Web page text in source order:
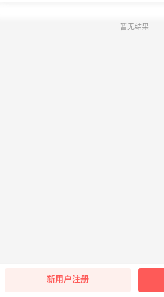
暂无结果
新用户注册